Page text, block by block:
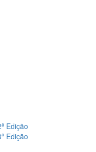
Edição
Edição